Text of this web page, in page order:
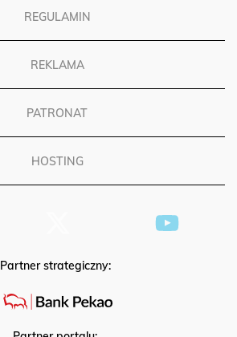
REGULAMIN
REKLAMA
PATRONAT
HOSTING
Partner strategiczny: